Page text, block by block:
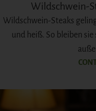
Wildschwein-
Wildschwein-Steaks
und heiß. So bleiben